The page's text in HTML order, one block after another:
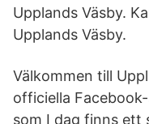
Upplands Väsby.
Upplands Väsby.
Välkommen till
officiella
som I dag finns ett